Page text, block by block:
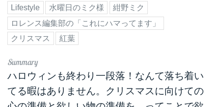
Lifestyle 水曜日のミク様
紺野ミク
ロレンス編集部の「これにハマってます」
クリスマス
紅葉
ハロウィンも終わり一段落！なんて落ち着い
てる暇はありません。クリスマスに向けての